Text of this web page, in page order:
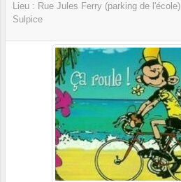
Lieu : Rue Jules Ferry (parking de l'école)
Sulpice